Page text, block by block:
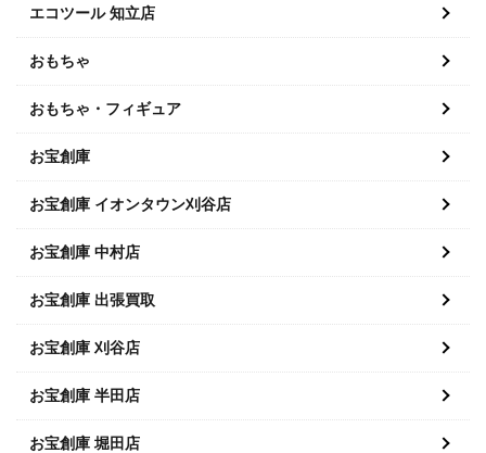
エコツール 知立店
おもちゃ
おもちゃ・フィギュア
お宝創庫
お宝創庫 イオンタウン刈谷店
お宝創庫 中村店
お宝創庫 出張買取
お宝創庫 刈谷店
お宝創庫 半田店
お宝創庫 堀田店